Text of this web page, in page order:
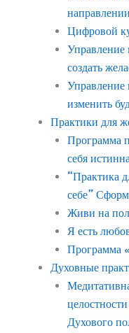
направлении
Цифровой
создать
изменить
Практики для
Программа
себя
“Практика
себе”
Живи на
Я есть
Программа
Духовные
Духового